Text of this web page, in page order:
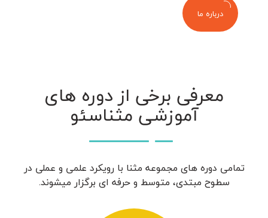
درباره ما
معرفی برخی از دوره های
آموزشی مثناسئو
تمامی دوره های مجموعه مثنا با رویکرد علمی و عملی در
سطوح مبتدی، متوسط و حرفه ای برگزار میشوند.